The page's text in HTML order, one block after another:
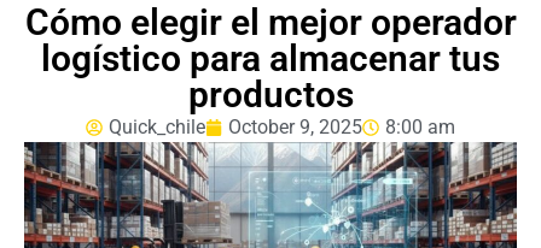
Cómo elegir el mejor operador
logístico para almacenar tus
productos
Quick_chile October 9, 2025 8:00 am